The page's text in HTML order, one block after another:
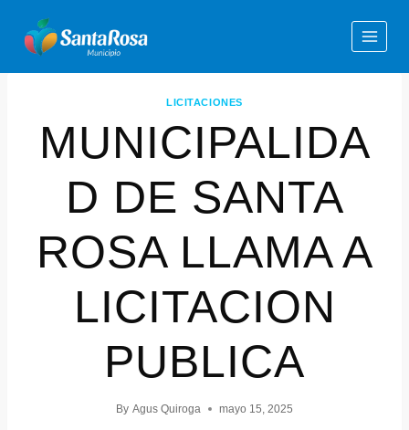
LICITACIONES
MUNICIPALIDA
D DE SANTA
ROSA LLAMA A
LICITACION
PUBLICA
By Agus Quiroga mayo 15, 2025